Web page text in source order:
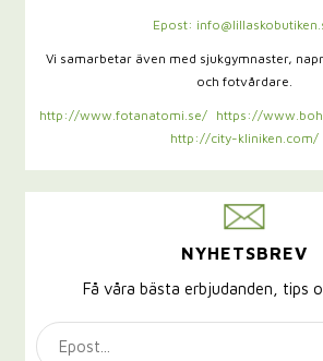
Epost:
Vi samarbetar även med sjukgymnaster,
och fotvårdare.
http://www.fotanatomi.se/
https://
http://city-kliniken.com/
NYHETSBREV
Få våra bästa erbjudanden, tips